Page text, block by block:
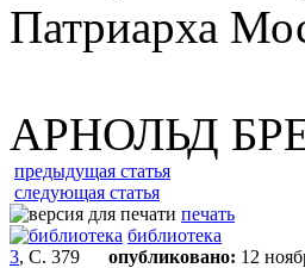
Патриарха
АРНОЛЬД
предыдущая статья
следующая статья
печать
библиотека
3, С. 379 опубликовано: 12